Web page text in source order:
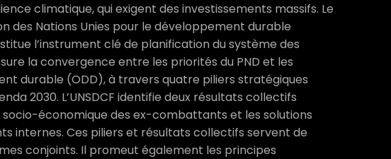
climatique, qui exigent des investissements massifs. Le
des Nations Unies pour le développement durable
l’instrument clé de planification du système des
la convergence entre les priorités du PND et les
durable (ODD), à travers quatre piliers stratégiques
2030. L’UNSDCF identifie deux résultats collectifs
économique des ex-combattants et les solutions
internes. Ces piliers et résultats collectifs servent de
conjoints. Il promeut également les principes